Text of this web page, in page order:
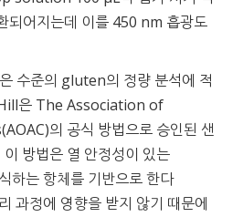
되어지는데 이를 450 nm 흡광도
수준의 gluten의 정량 분석에 적
은 The Association of
의 공식 방법으로 승인된 샌
방법은 열 안정성이 있는
는 항체를 기반으로 한다
과정에 영향을 받지 않기 때문에